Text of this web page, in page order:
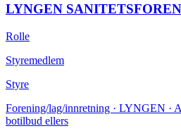
LYNGEN
Rolle
Styremedlem
Styre
Forening/lag/innretning · LYNGEN ·
botilbud ellers